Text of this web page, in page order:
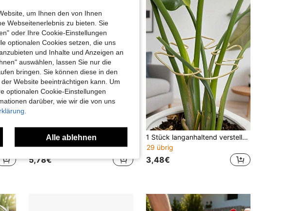
24 übrig
5,78€
1 Stück langanhaltend verstellbarer Pflanzenstützstab, Gusseisen Pflanzenbefestigungshalterung, dekoratives Werkzeug zur Befestigung von Topfpflanzen Outdoor, Pflanzenstabilitäts-Stützsystem - Metall Kletterpflanzenstütze, fördert gesundes Pflanzenwachstum, Pflanzenstützstruktur | Kletterpflanzenstütze | Metallstabilisator
29 übrig
3,48€
um Ihnen den von Ihnen
Webseitenerlebnis zu bieten. Sie
oder Ihre Cookie-Einstellungen
optionalen Cookies setzen, die uns
und Inhalte und Anzeigen an
auswählen, lassen Sie nur die
bringen. Sie können diese in den
Website beeinträchtigen kann. Um
optionalen Cookie-Einstellungen
darüber, wie wir die von uns
Alle ablehnen